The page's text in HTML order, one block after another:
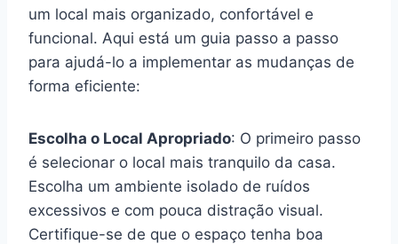
um local mais organizado, confortável e
funcional. Aqui está um guia passo a passo
para ajudá-lo a implementar as mudanças de
forma eficiente:
Escolha o Local Apropriado: O primeiro passo
é selecionar o local mais tranquilo da casa.
Escolha um ambiente isolado de ruídos
excessivos e com pouca distração visual.
Certifique-se de que o espaço tenha boa